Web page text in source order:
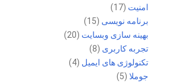
امنیت (17)
برنامه نویسی (15)
بهینه سازی وبسایت (20)
تجربه کاربری (8)
تکنولوژی های ایمیل (4)
جوملا (5)